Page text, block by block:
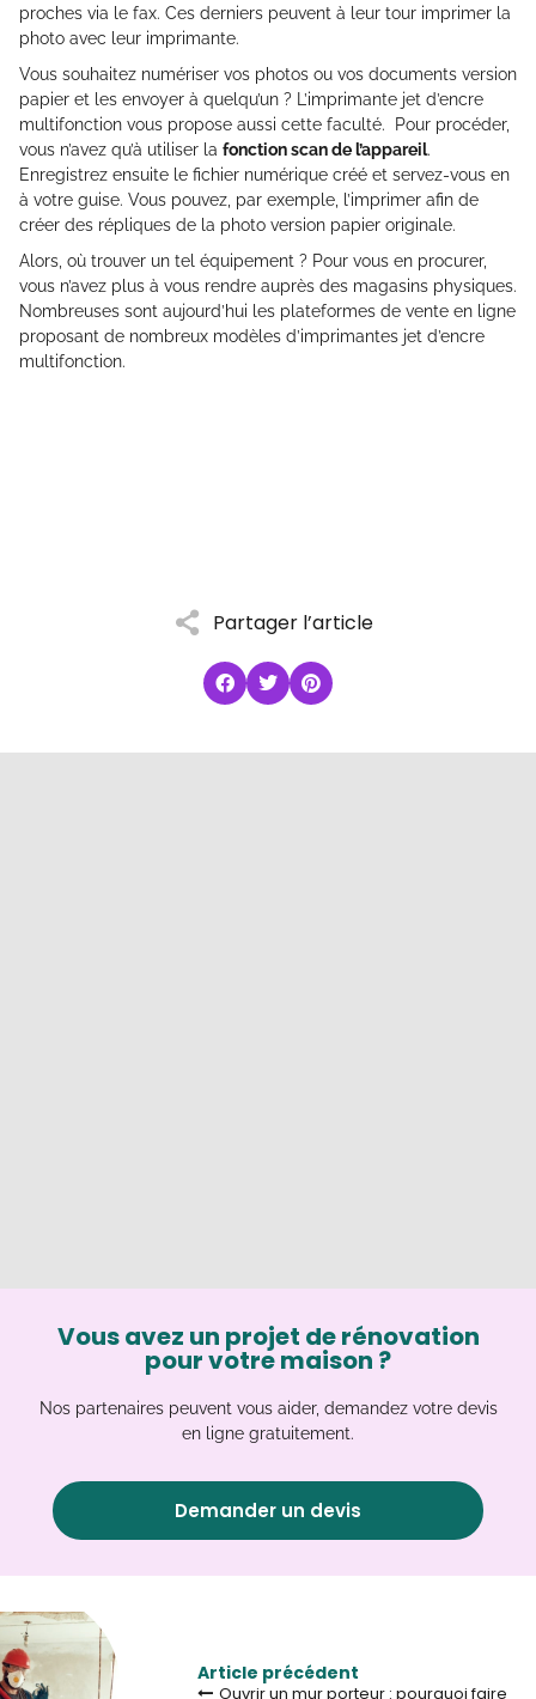
Partager l’article
proches via le fax. Ces derniers peuvent à leur tour imprimer la
photo avec leur imprimante.
Vous souhaitez numériser vos photos ou vos documents version
papier et les envoyer à quelqu’un ? L’imprimante jet d’encre
multifonction vous propose aussi cette faculté. Pour procéder,
vous n’avez qu’à utiliser la fonction scan de l’appareil.
Enregistrez ensuite le fichier numérique créé et servez-vous en
à votre guise. Vous pouvez, par exemple, l’imprimer afin de
créer des répliques de la photo version papier originale.
Alors, où trouver un tel équipement ? Pour vous en procurer,
vous n’avez plus à vous rendre auprès des magasins physiques.
Nombreuses sont aujourd’hui les plateformes de vente en ligne
proposant de nombreux modèles d’imprimantes jet d’encre
multifonction.
Vous avez un projet de rénovation
pour votre maison ?
Nos partenaires peuvent vous aider, demandez votre devis
en ligne gratuitement.
Demander un devis
Article précédent
Ouvrir un mur porteur : pourquoi faire